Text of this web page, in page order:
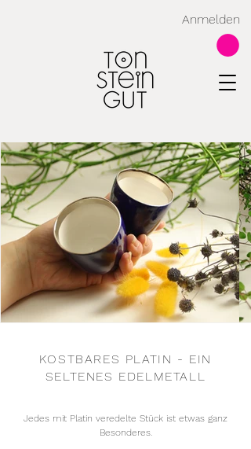
Anmelden
KOSTBARES PLATIN - EIN
SELTENES EDELMETALL
Jedes mit Platin veredelte Stück ist etwas ganz
Besonderes.